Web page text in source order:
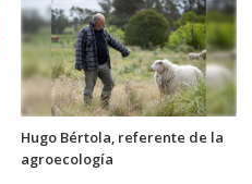
Hugo Bértola, referente de la
agroecología